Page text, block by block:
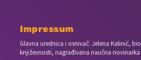
Impressum
Glavna urednica i osnivač: Jelena Kalinić,
književnosti, nagrađivana naučna